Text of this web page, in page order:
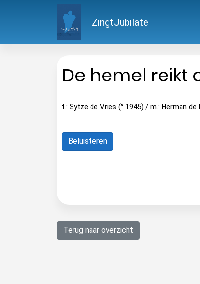
ZingtJubilate
De hemel reikt
t.: Sytze de Vries (° 1945) / m.: Herman de
Beluisteren
Terug naar overzicht